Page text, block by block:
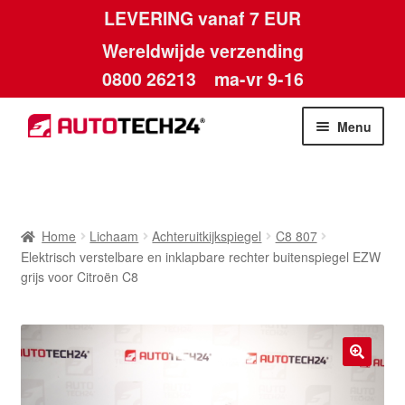
LEVERING vanaf 7 EUR
Wereldwijde verzending
0800 26213 ma-vr 9-16
Skip
to
Skip
to
Menu
Algemene voorwaarden
Betalingen
Home Lichaam Achteruitkijkspiegel
C8 807
Elektrisch verstelbare en inklapbare rechter buitenspiegel EZW
grijs voor Citroën C8